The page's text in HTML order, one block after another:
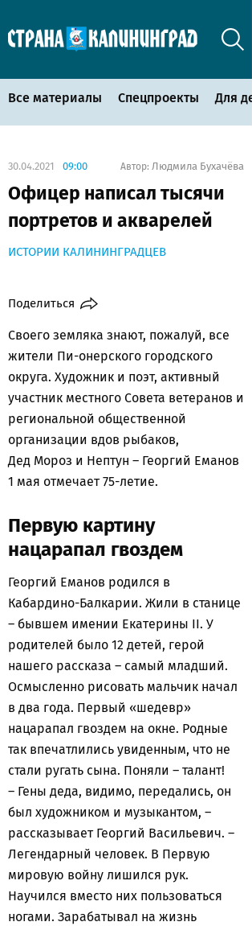
Все материалы Спецпроекты Для
30.04.2021 09:00 Автор: Людмила Бухачёва
Офицер написал тысячи
портретов и акварелей
ИСТОРИИ КАЛИНИНГРАДЦЕВ
Поделиться
Своего земляка знают, пожалуй, все
жители Пи-онерского городского
округа. Художник и поэт, активный
участник местного Совета ветеранов и
региональной общественной
организации вдов рыбаков,
Дед Мороз и Нептун – Георгий Еманов
1 мая отмечает 75-летие.
Первую картину
нацарапал гвоздем
Георгий Еманов родился в
Кабардино-Балкарии. Жили в станице
– бывшем имении Екатерины II. У
родителей было 12 детей, герой
нашего рассказа – самый младший.
Осмысленно рисовать мальчик начал
в два года. Первый «шедевр»
нацарапал гвоздем на окне. Родные
так впечатлились увиденным, что не
стали ругать сына. Поняли – талант!
– Гены деда, видимо, передались, он
был художником и музыкантом, –
рассказывает Георгий Васильевич. –
Легендарный человек. В Первую
мировую войну лишился рук.
Научился вместо них пользоваться
ногами. Зарабатывал на жизнь